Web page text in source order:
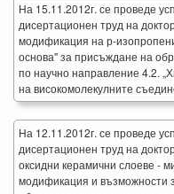
На 15.11.2012г. се проведе
дисертационен труд на
модификация на р-
основа" за присъждане на
по научно направление 4.2.
на високомолекулните
На 12.11.2012г. се проведе
дисертационен труд на
оксидни керамични слоеве -
модификация и възможности